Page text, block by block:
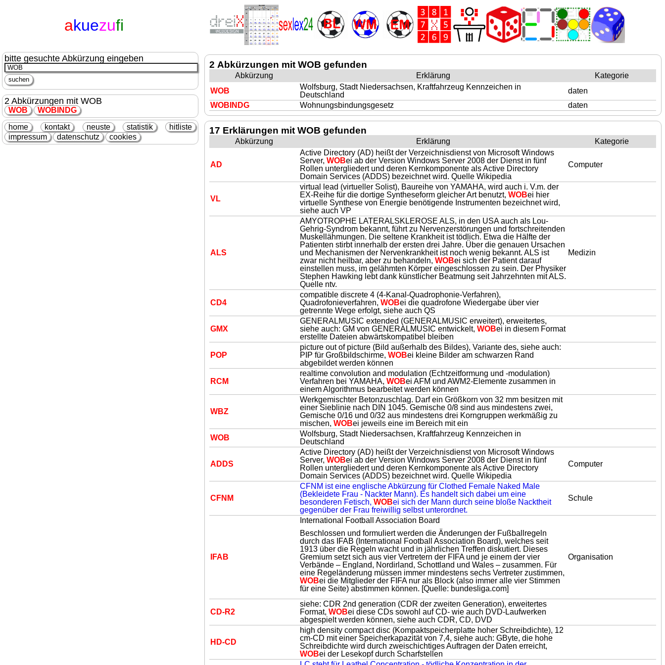
akuezufi
bitte gesuchte Abkürzung eingeben
2 Abkürzungen mit WOB
WOB WOB INDG
home kontakt neuste statistik
hitliste
impressum
datenschutz cookies
2 Abkürzungen mit WOB gefunden
Abkürzung Erklärung
Kategorie
WOB
Wolfsburg, Stadt Niedersachsen, Kraftfahrzeug Kennzeichen in
Deutschland
daten
WOB INDG Wohnungsbindungsgesetz daten
17 Erklärungen mit WOB gefunden
Abkürzung Erklärung Kategorie
AD
Active Directory (AD) heißt der Verzeichnisdienst von Microsoft Windows
Server, WOBei ab der Version Windows Server 2008 der Dienst in fünf
Rollen untergliedert und deren Kernkomponente als Active Directory
Domain Services (ADDS) bezeichnet wird. Quelle Wikipedia
Computer
VL
virtual lead (virtueller Solist), Baureihe von YAMAHA, wird auch i. V.m. der
EX-Reihe für die dortige Syntheseform gleicher Art benutzt, WOBei hier
virtuelle Synthese von Energie benötigende Instrumenten bezeichnet wird,
siehe auch VP
ALS
AMYOTROPHE LATERALSKLEROSE ALS, in den USA auch als Lou-
Gehrig-Syndrom bekannt, führt zu Nervenzerstörungen und fortschreitenden
Muskellähmungen. Die seltene Krankheit ist tödlich. Etwa die Hälfte der
Patienten stirbt innerhalb der ersten drei Jahre. Über die genauen Ursachen
und Mechanismen der Nervenkrankheit ist noch wenig bekannt. ALS ist
zwar nicht heilbar, aber zu behandeln, WOBei sich der Patient darauf
einstellen muss, im gelähmten Körper eingeschlossen zu sein. Der Physiker
Stephen Hawking lebt dank künstlicher Beatmung seit Jahrzehnten mit ALS.
Quelle ntv.
Medizin
CD4
compatible discrete 4 (4-Kanal-Quadrophonie-Verfahren),
Quadrofonieverfahren, WOBei die quadrofone Wiedergabe über vier
getrennte Wege erfolgt, siehe auch QS
GMX
GENERALMUSIC extended (GENERALMUSIC erweitert), erweitertes,
siehe auch: GM von GENERALMUSIC entwickelt, WOBei in diesem Format
erstellte Dateien abwärtskompatibel bleiben
POP
picture out of picture (Bild außerhalb des Bildes), Variante des, siehe auch:
PIP für Großbildschirme, WOBei kleine Bilder am schwarzen Rand
abgebildet werden können
RCM
realtime convolution and modulation (Echtzeitformung und -modulation)
Verfahren bei YAMAHA, WOBei AFM und AWM2-Elemente zusammen in
einem Algorithmus bearbeitet werden können
WBZ
Werkgemischter Betonzuschlag. Darf ein Größkorn von 32 mm besitzen mit
einer Sieblinie nach DIN 1045. Gemische 0/8 sind aus mindestens zwei,
Gemische 0/16 und 0/32 aus mindestens drei Korngruppen werkmäßig zu
mischen, WOBei jeweils eine im Bereich mit ein
WOB
Wolfsburg, Stadt Niedersachsen, Kraftfahrzeug Kennzeichen in
Deutschland
ADDS
Active Directory (AD) heißt der Verzeichnisdienst von Microsoft Windows
Server, WOBei ab der Version Windows Server 2008 der Dienst in fünf
Rollen untergliedert und deren Kernkomponente als Active Directory
Domain Services (ADDS) bezeichnet wird. Quelle Wikipedia
Computer
CFNM
CFNM ist eine englische Abkürzung für Clothed Female Naked Male
(Bekleidete Frau - Nackter Mann). Es handelt sich dabei um eine
besonderen Fetisch, WOBei sich der Mann durch seine bloße Nacktheit
gegenüber der Frau freiwillig selbst unterordnet.
Schule
IFAB
International Football Association Board
Beschlossen und formuliert werden die Änderungen der Fußballregeln
durch das IFAB (International Football Association Board), welches seit
1913 über die Regeln wacht und in jährlichen Treffen diskutiert. Dieses
Gremium setzt sich aus vier Vertretern der FIFA und je einem der vier
Verbände – England, Nordirland, Schottland und Wales – zusammen. Für
eine Regeländerung müssen immer mindestens sechs Vertreter zustimmen,
WOBei die Mitglieder der FIFA nur als Block (also immer alle vier Stimmen
für eine Seite) abstimmen können. [Quelle: bundesliga.com]
Organisation
CD-R2
siehe: CDR 2nd generation (CDR der zweiten Generation), erweitertes
Format, WOBei diese CDs sowohl auf CD- wie auch DVD-Laufwerken
abgespielt werden können, siehe auch CDR, CD, DVD
HD-CD
high density compact disc (Kompaktspeicherplatte hoher Schreibdichte), 12
cm-CD mit einer Speicherkapazität von 7,4, siehe auch: GByte, die hohe
Schreibdichte wird durch zweischichtiges Auftragen der Daten erreicht,
WOBei der Lesekopf durch Scharfstellen